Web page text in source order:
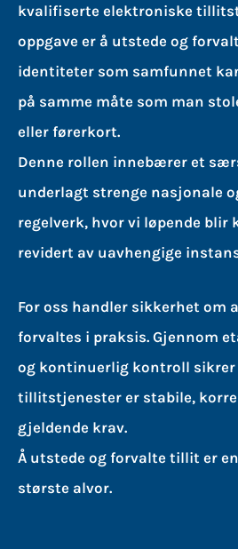
kvalifiserte elektroniske
oppgave er å utstede og
identiteter som samfunnet
på samme måte som man
eller førerkort.
Denne rollen innebærer et
underlagt strenge nasjonale
regelverk, hvor vi løpende blir
revidert av uavhengige
For oss handler sikkerhet om
forvaltes i praksis. Gjennom
og kontinuerlig kontroll sikrer
tillitstjenester er stabile,
gjeldende krav.
Å utstede og forvalte tillit er
største alvor.